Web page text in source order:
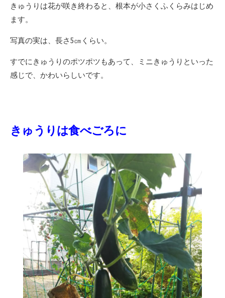
きゅうりは花が咲き終わると、根本が小さくふくらみはじめ
ます。
写真の実は、長さ5㎝くらい。
すでにきゅうりのポツポツもあって、ミニきゅうりといった
感じで、かわいらしいです。
きゅうりは食べごろに